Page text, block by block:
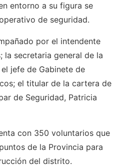
entorno a su figura se
de seguridad.
por el intendente
la secretaria general de la
jefe de Gabinete de
el titular de la cartera de
de Seguridad, Patricia
con 350 voluntarios que
de la Provincia para
del distrito.